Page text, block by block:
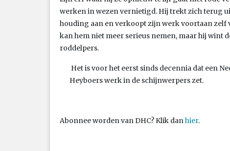
werken in wezen vernietigd. Hij trekt zich terug
houding aan en verkoopt zijn werk voortaan zelf
kan hem niet meer serieus nemen, maar hij wint
roddelpers.
Het is voor het eerst sinds decennia dat een
Heyboers werk in de schijnwerpers zet.
Abonnee worden van DHC? Klik dan hier.